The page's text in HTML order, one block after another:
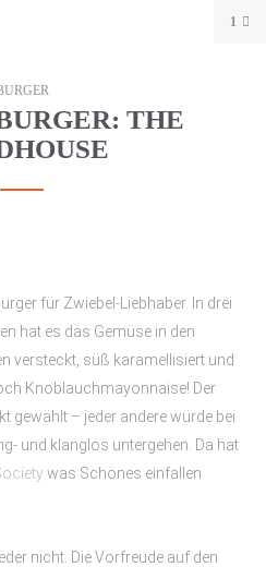
1
THE
für Zwiebel-Liebhaber. In drei
hat es das Gemüse in den
versteckt, süß karamellisiert und
Knoblauchmayonnaise! Der
gewählt – jeder andere würde bei
und klanglos untergehen. Da hat
was Schönes einfallen
nicht. Die Vorfreude auf den